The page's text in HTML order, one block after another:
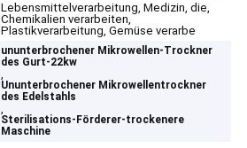
Lebensmittelverarbeitung, Medizin, die,
Chemikalien verarbeiten,
Plastikverarbeitung, Gemüse verarbe
ununterbrochener Mikrowellen-Trockner
des Gurt-22kw
,
Ununterbrochener Mikrowellentrockner
des Edelstahls
,
Sterilisations-Förderer-trockenere
Maschine